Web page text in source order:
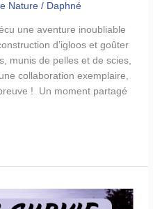
Nature / Daphné
une aventure inoubliable
d’igloos et goûter
munis de pelles et de scies,
collaboration exemplaire,
! Un moment partagé